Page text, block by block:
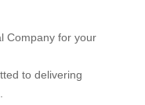
Company for your
to delivering